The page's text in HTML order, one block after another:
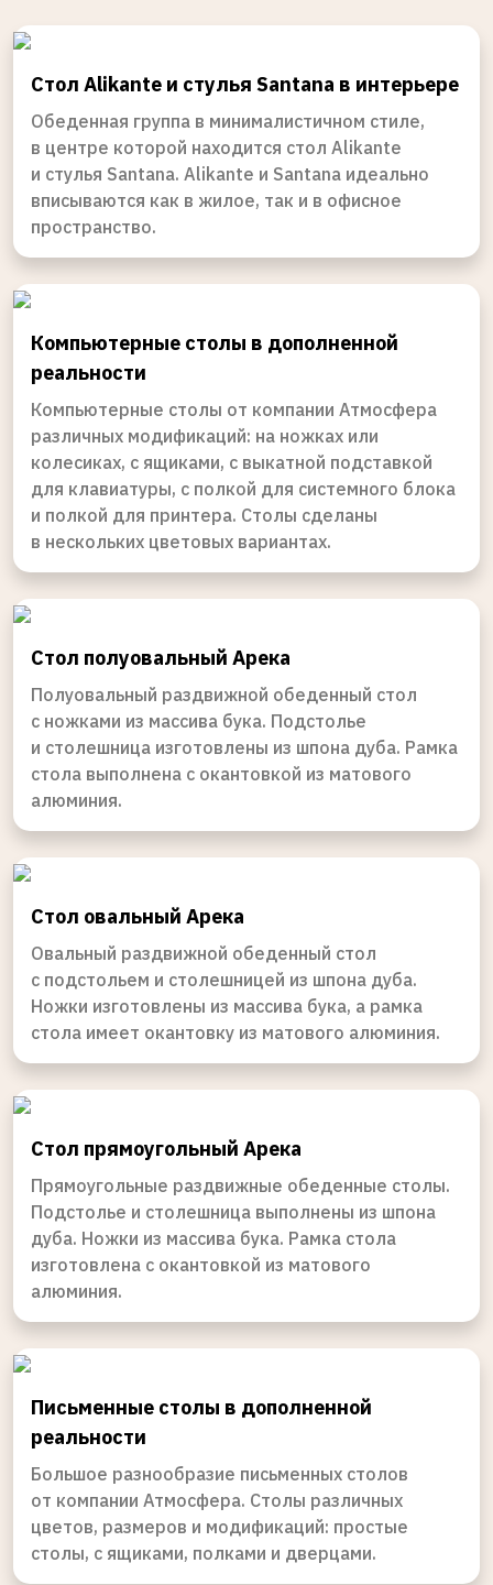
Стол Alikante и стулья Santana в интерьере
Обеденная группа в минималистичном стиле,
в центре которой находится стол Alikante
и стулья Santana. Alikante и Santana идеально
вписываются как в жилое, так и в офисное
пространство.
Компьютерные столы в дополненной
реальности
Компьютерные столы от компании Атмосфера
различных модификаций: на ножках или
колесиках, с ящиками, с выкатной подставкой
для клавиатуры, с полкой для системного блока
и полкой для принтера. Столы сделаны
в нескольких цветовых вариантах.
Стол полуовальный Арека
Полуовальный раздвижной обеденный стол
с ножками из массива бука. Подстолье
и столешница изготовлены из шпона дуба. Рамка
стола выполнена с окантовкой из матового
алюминия.
Стол овальный Арека
Овальный раздвижной обеденный стол
с подстольем и столешницей из шпона дуба.
Ножки изготовлены из массива бука, а рамка
стола имеет окантовку из матового алюминия.
Стол прямоугольный Арека
Прямоугольные раздвижные обеденные столы.
Подстолье и столешница выполнены из шпона
дуба. Ножки из массива бука. Рамка стола
изготовлена с окантовкой из матового
алюминия.
Письменные столы в дополненной
реальности
Большое разнообразие письменных столов
от компании Атмосфера. Столы различных
цветов, размеров и модификаций: простые
столы, с ящиками, полками и дверцами.